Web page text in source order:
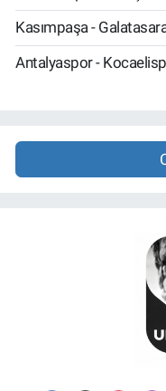
Kasımpaşa -
Antalyaspor -